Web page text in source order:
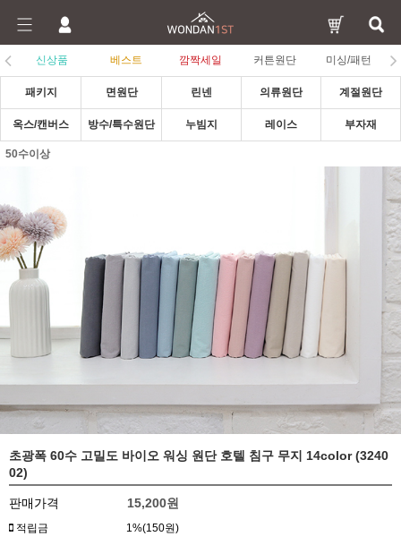
신상품 베스트 깜짝세일 커튼원단 미싱/패턴
패키지 면원단 린넨 의류원단 계절원단
옥스/캔버스 방수/특수원단 누빔지 레이스 부자재
50수이상
초광폭 60수 고밀도 바이오 워싱 원단 호텔 침구 무지 14color (3240
02)
판매가격 15,200원
적립금 1%(150원)